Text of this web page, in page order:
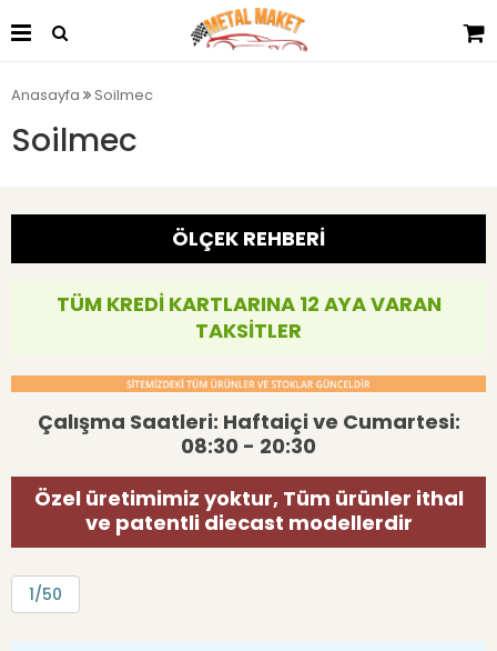
Anasayfa Soilmec
Soilmec
ÖLÇEK REHBERİ
TÜM KREDİ KARTLARINA 12 AYA VARAN
TAKSİTLER
Çalışma Saatleri: Haftaiçi ve Cumartesi:
08:30 - 20:30
Özel üretimimiz yoktur, Tüm ürünler ithal
ve patentli diecast modellerdir
1/50